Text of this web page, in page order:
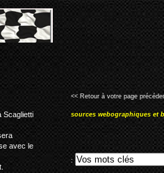
Scaglietti
avec le
<< Retour à votre page
sources webographiques et
: